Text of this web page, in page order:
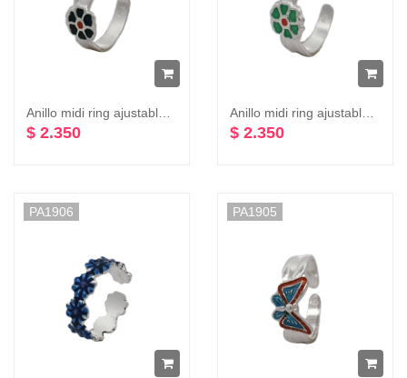
$ 2.350 $ 2.350
PA1906 PA1905